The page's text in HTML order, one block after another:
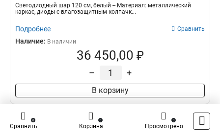
Светодиодный шар 120 см, белый -- Материал: металлический
каркас, диоды с влагозащитным колпачк...
Подробнее Сравнить
Наличие: В наличии
36 450,00 ₽
– +
В корзину
Сравнить
0
Корзина
0
Просмотрено
0